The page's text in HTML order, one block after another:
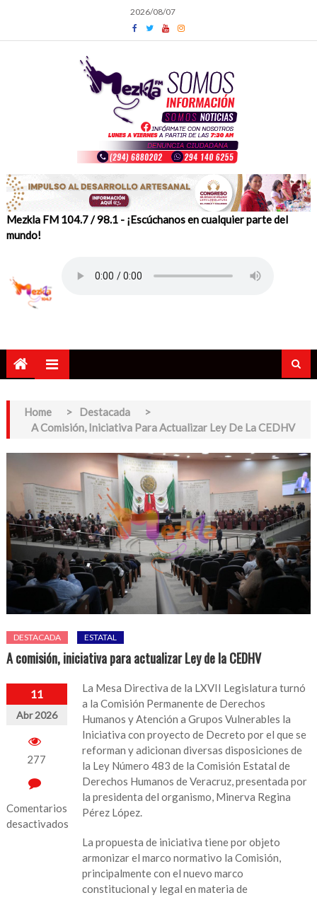
content
2026/08/07
Mezkla FM 104.7 / 98.1 - ¡Escúchanos en cualquier parte del
mundo!
Home > Destacada
>
A Comisión, Iniciativa Para Actualizar Ley De La CEDHV
DESTACADA ESTATAL
A comisión, iniciativa para actualizar Ley de la CEDHV
11
Abr 2026
277
Comentarios
desactivados
La Mesa Directiva de la LXVII Legislatura turnó
a la Comisión Permanente de Derechos
Humanos y Atención a Grupos Vulnerables la
Iniciativa con proyecto de Decreto por el que se
reforman y adicionan diversas disposiciones de
la Ley Número 483 de la Comisión Estatal de
Derechos Humanos de Veracruz, presentada por
la presidenta del organismo, Minerva Regina
Pérez López.
La propuesta de iniciativa tiene por objeto
armonizar el marco normativo la Comisión,
principalmente con el nuevo marco
constitucional y legal en materia de